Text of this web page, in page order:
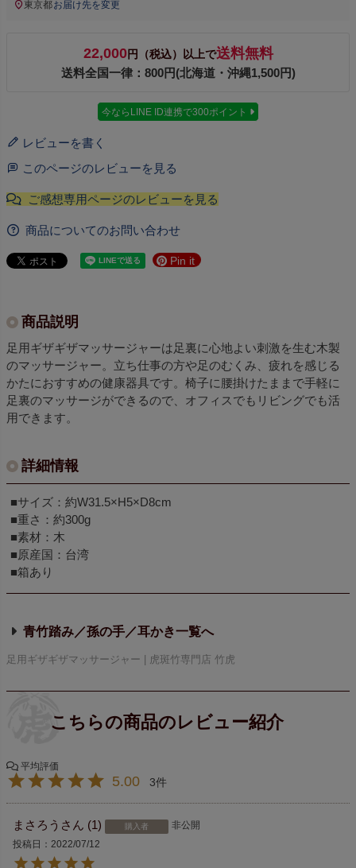
東京都お届け先を変更
22,000円（税込）以上で送料無料
送料全国一律：800円(北海道・沖縄1,500円)
今ならLINE ID連携で300ポイント
レビューを書く
このページのレビューを見る
商品についてのお問い合わせ
Pin it
商品説明
足用ギザギザマッサージャーは足裏に心地よい刺激を生む木製
のマッサージャー。立ち仕事の方や足のむくみ、疲れを感じる
かたにおすすめの健康器具です。椅子に腰掛けたままで手軽に
足裏のマッサージができるので、オフィスでもリビングでも活
用できます。
詳細情報
■サイズ：約W31.5×H5×D8cm
■重さ：約300g
■素材：木
■原産国：台湾
■箱あり
青竹踏み／孫の手／耳かき
足用ギザギザマッサージャー | 虎斑竹専門店 竹虎
5.00 3
まさろう 1 購入者
非公開
投稿日
2022/07/12